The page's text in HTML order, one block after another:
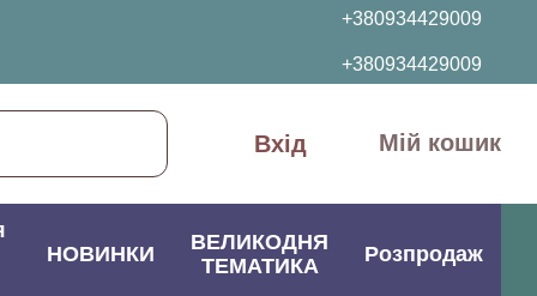
+380934429009
+380934429009
Вхід Мій кошик
НОВИНКИ
ВЕЛИКОДНЯ
ТЕМАТИКА
Розпродаж